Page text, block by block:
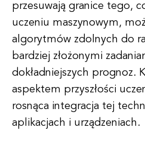
przesuwają granice tego,
uczeniu maszynowym,
algorytmów zdolnych do
bardziej złożonymi
dokładniejszych prognoz.
aspektem przyszłości
rosnąca integracja tej
aplikacjach i urządzeniach.